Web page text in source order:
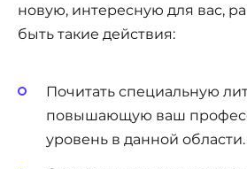
новую, интересную для вас,
быть такие действия:
Почитать специальную
повышающую ваш
уровень в данной области.